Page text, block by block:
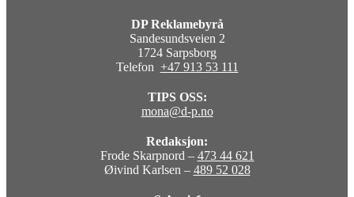
DP Reklamebyrå
Sandesundsveien 2
1724 Sarpsborg
Telefon +47 913 53 111
TIPS OSS:
mona@d-p.no
Redaksjon:
Frode Skarpnord – 473 44 621
Øivind Karlsen – 489 52 028